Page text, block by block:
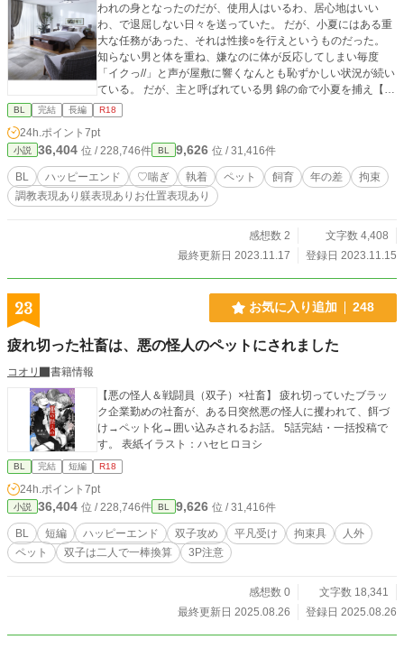
われの身となったのだが、使用人はいるわ、居心地はいい
わ、で退屈しない日々を送っていた。 だが、小夏にはある重
大な任務があった、それは性接○を行えというものだった。
知らない男と体を重ね、嫌なのに体が反応してしまい毎度
「イクっ//」と声が屋敷に響くなんとも恥ずかしい状況が続い
ている。 だが、主と呼ばれている男 錦の命で小夏を捕え【ペ
ット】と名付けられた。 この名前は捕らえられた者がそのよ
うな名前となる。 様子を見に来た錦は小夏を……。 続きは本
編にて。 -------------*-----------------------*-----------------------------*-
-------------------*---------- ★作品を書こうと思ったきっかけ 組織
的な話を書いてみたいなって思い、監禁系？ ペット系？
性接○……などと考えこの作品にいたりました。 ・好きだ、
続きが気になると思ったら【お気に入り】一票お願いしま
続きはDLsiteにて頒布しています！
BL 完結 長編 R18
24h.ポイント 7pt
小説 36,404 位 / 228,746件 BL 9,626 位 / 31,416件
BL ハッピーエンド ♡喘ぎ 執着 ペット 飼育 年の差
拘束
調教表現あり躾表現ありお仕置表現あり
感想数 2
文字数 4,408
最終更新日 2023.11.17
登録日 2023.11.15
23 お気に入り追加 248
疲れ切った社畜は、悪の怪人のペットにされました
コオリ
書籍情報
【悪の怪人＆戦闘員（双子）×社畜】 疲れ切っていたブラッ
ク企業勤めの社畜が、ある日突然悪の怪人に攫われて、餌づ
け→ペット化→囲い込みされるお話。 5話完結・一括投稿で
す。 表紙イラスト：ハセヒロヨシ
BL 完結 短編 R18
24h.ポイント 7pt
小説 36,404 位 / 228,746件 BL 9,626 位 / 31,416件
BL 短編 ハッピーエンド 双子攻め 平凡受け 拘束具
人外
ペット
双子は二人で一棒換算 3P注意
感想数 0
文字数 18,341
最終更新日 2025.08.26
登録日 2025.08.26